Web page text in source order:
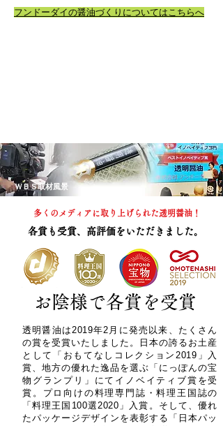
フンドーダイの醤油づくりについてはこちらへ
ＷＢＳ取材風景
多くのメディアに取り上げられた透明醤油！
各賞も受賞、高評価をいただきました。
お陰様で各賞を受賞
透明醤油は2019年2月に発売以来、たくさん
の賞を受賞いたしました。日本の誇るお土産
として「おもてなしコレクション2019」入
賞、地方の優れた逸品を選ぶ「にっぽんの宝
物グランプリ」にてイノベイティブ賞を受
賞。プロ向けの料理専門誌・料理王国誌の
「料理王国100選2020」入賞。そして、優れ
たパッケージデザインを表彰する「日本パッ